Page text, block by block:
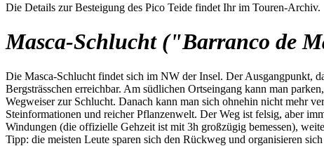
Die Details zur Besteigung des Pico Teide findet Ihr im Touren-Archiv.
Masca-Schlucht ("Barranco de
Die Masca-Schlucht findet sich im NW der Insel. Der Ausgangpunkt,
Bergsträsschen erreichbar. Am südlichen Ortseingang kann man
Wegweiser zur Schlucht. Danach kann man sich ohnehin nicht mehr
Steinformationen und reicher Pflanzenwelt. Der Weg ist felsig, aber
Windungen (die offizielle Gehzeit ist mit 3h großzügig bemessen),
Tipp: die meisten Leute sparen sich den Rückweg und organisieren